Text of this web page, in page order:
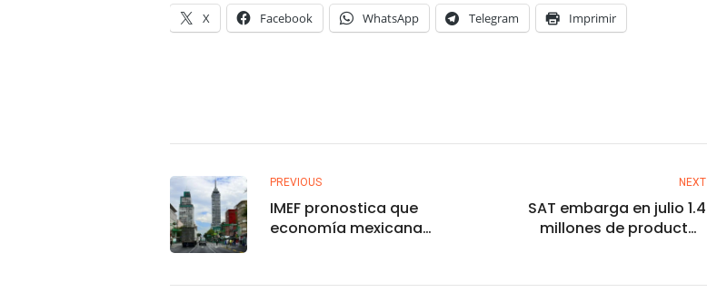
X Facebook WhatsApp Telegram Imprimir
PREVIOUS
IMEF pronostica que
economía mexicana
NEXT
SAT embarga en julio 1.4
millones de productos